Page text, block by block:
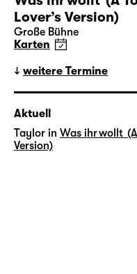
Lover’s Version)
Große Bühne
Karten
weitere Termine
Aktuell
Taylor in Was ihr wollt
Version)